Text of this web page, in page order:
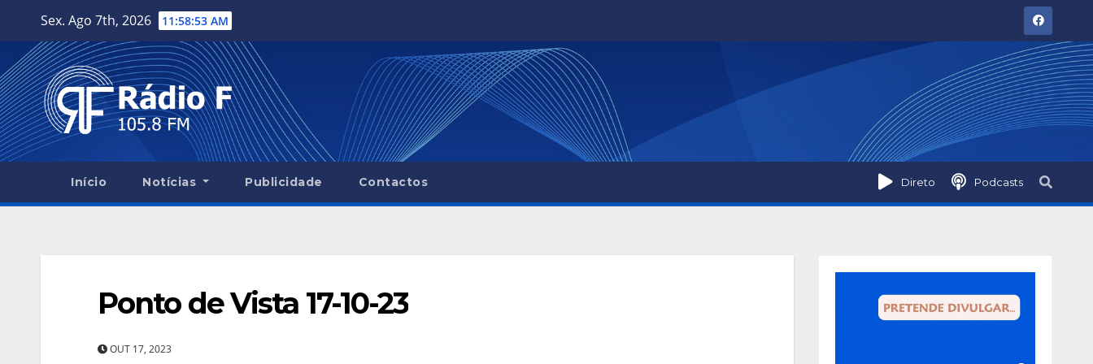
content
Sex. Ago 7th, 2026 11:58:53 AM
Direto Podcasts
Início Notícias Publicidade Contactos
Ponto de Vista 17-10-23
OUT 17, 2023